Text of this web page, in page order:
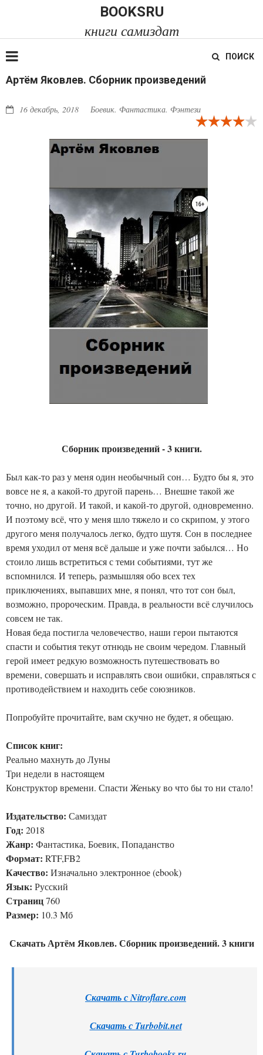
BOOKSRU
книги самиздат
ПОИСК
Артём Яковлев. Сборник произведений
16 декабрь, 2018 Боевик. Фантастика. Фэнтези
Сборник произведений - 3 книги.
Был как-то раз у меня один необычный сон… Будто бы я, это
вовсе не я, а какой-то другой парень… Внешне такой же
точно, но другой. И такой, и какой-то другой, одновременно.
И поэтому всё, что у меня шло тяжело и со скрипом, у этого
другого меня получалось легко, будто шутя. Сон в последнее
время уходил от меня всё дальше и уже почти забылся… Но
стоило лишь встретиться с теми событиями, тут же
вспомнился. И теперь, размышляя обо всех тех
приключениях, выпавших мне, я понял, что тот сон был,
возможно, пророческим. Правда, в реальности всё случилось
совсем не так.
Новая беда постигла человечество, наши герои пытаются
спасти и события текут отнюдь не своим чередом. Главный
герой имеет редкую возможность путешествовать во
времени, совершать и исправлять свои ошибки, справляться с
противодействием и находить себе союзников.
Попробуйте прочитайте, вам скучно не будет, я обещаю.
Список книг:
Реально махнуть до Луны
Три недели в настоящем
Конструктор времени. Спасти Женьку во что бы то ни стало!
Издательство: Самиздат
Год: 2018
Жанр: Фантастика, Боевик, Попаданство
Формат: RTF,FB2
Качество: Изначально электронное (ebook)
Язык: Русский
Страниц760
Размер: 10.3 Мб
Скачать Артём Яковлев. Сборник произведений. 3 книги
Скачать с Nitroflare.com
Скачать с Turbobit.net